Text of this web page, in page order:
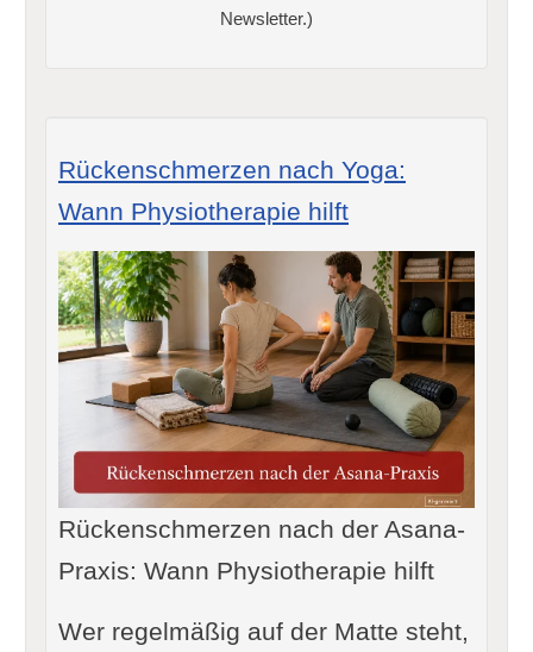
Newsletter.)
Rückenschmerzen nach Yoga:
Wann Physiotherapie hilft
Rückenschmerzen nach der Asana-
Praxis: Wann Physiotherapie hilft
Wer regelmäßig auf der Matte steht,